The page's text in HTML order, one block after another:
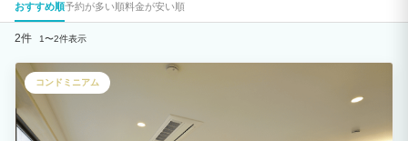
おすすめ順予約が多い順料金が安い順
2件 1〜2件表示
コンドミニアム